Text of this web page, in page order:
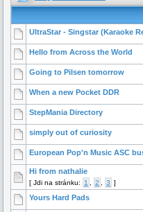
UltraStar - Singstar (Karaoke
Hello from Across the World
Going to Pilsen tomorrow
When a new Pocket DDR
StepMania Directory
simply out of curiosity
European Pop'n Music ASC
Hi from nathalie
[ Jdi na stránku: 1 2 3 ]
Yours Hard Pads